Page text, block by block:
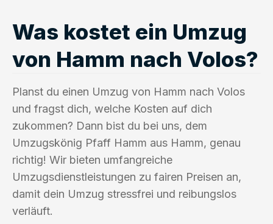
Was kostet ein Umzug
von Hamm nach Volos?
Planst du einen Umzug von Hamm nach Volos
und fragst dich, welche Kosten auf dich
zukommen? Dann bist du bei uns, dem
Umzugskönig Pfaff Hamm aus Hamm, genau
richtig! Wir bieten umfangreiche
Umzugsdienstleistungen zu fairen Preisen an,
damit dein Umzug stressfrei und reibungslos
verläuft.